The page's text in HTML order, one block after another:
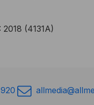
(4131A)